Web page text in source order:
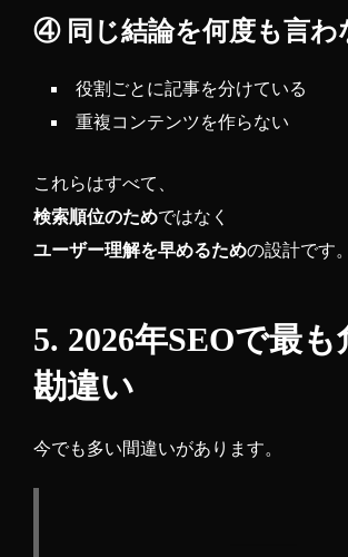
④ 同じ結論を何度も言わ
役割ごとに記事を分けている
重複コンテンツを作らない
これらはすべて、
検索順位のためではなく
ユーザー理解を早めるための設計です。
5. 2026年SEOで最も
勘違い
今でも多い間違いがあります。